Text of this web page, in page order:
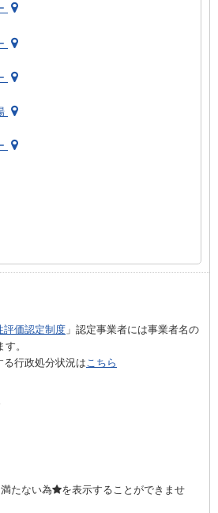
評価認定制度 」認定事業者には事業者名の
。
行政処分状況はこちら
たない為
を表示することができませ